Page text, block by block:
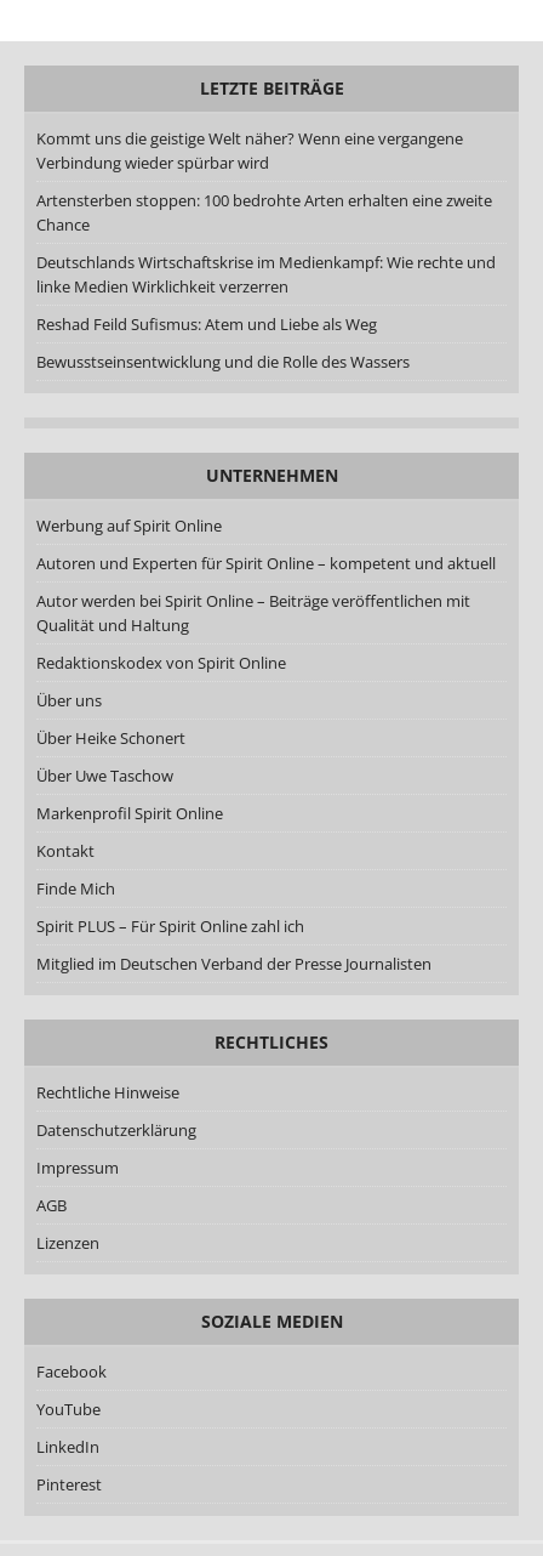
LETZTE BEITRÄGE
Kommt uns die geistige Welt näher? Wenn eine vergangene
Verbindung wieder spürbar wird
Artensterben stoppen: 100 bedrohte Arten erhalten eine zweite
Chance
Deutschlands Wirtschaftskrise im Medienkampf: Wie rechte und
linke Medien Wirklichkeit verzerren
Reshad Feild Sufismus: Atem und Liebe als Weg
Bewusstseinsentwicklung und die Rolle des Wassers
UNTERNEHMEN
Werbung auf Spirit Online
Autoren und Experten für Spirit Online – kompetent und aktuell
Autor werden bei Spirit Online – Beiträge veröffentlichen mit
Qualität und Haltung
Redaktionskodex von Spirit Online
Über uns
Über Heike Schonert
Über Uwe Taschow
Markenprofil Spirit Online
Kontakt
Finde Mich
Spirit PLUS – Für Spirit Online zahl ich
Mitglied im Deutschen Verband der Presse Journalisten
RECHTLICHES
Rechtliche Hinweise
Datenschutzerklärung
Impressum
AGB
Lizenzen
SOZIALE MEDIEN
Facebook
YouTube
LinkedIn
Pinterest